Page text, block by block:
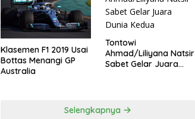
Klasemen F1 2019 Usai
Bottas Menangi GP
Australia
Tontowi
Ahmad/Liliyana Natsir
Sabet Gelar Juara
Selengkapnya